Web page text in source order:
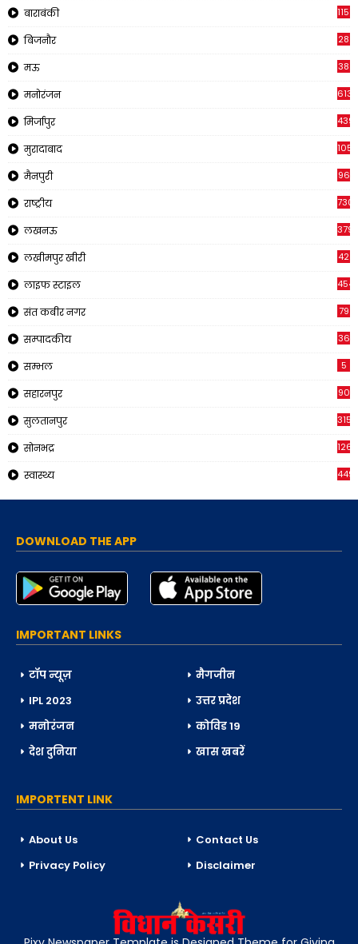
बाराबंकी 1150
बिजनौर 28
मऊ 38
मनोरंजन 613
मिर्जापुर 439
मुरादाबाद 1054
मैनपुरी 96
राष्ट्रीय
लखनऊ 3793
लखीमपुर खीरी 42
लाइफ स्टाइल 454
संत कबीर नगर 79
सम्पादकीय 36
सम्भल 5
सहारनपुर 90
सुलतानपुर 315
सोनभद्र 1266
स्वास्थ्य 449
DOWNLOAD THE APP
IMPORTANT LINKS
टॉप न्यूज़
मैगजीन
IPL 2023
उत्तर प्रदेश
मनोरंजन
कोविड 19
देश दुनिया
खास खबरें
IMPORTENT LINK
About Us
Contact Us
Privacy Policy
Disclaimer